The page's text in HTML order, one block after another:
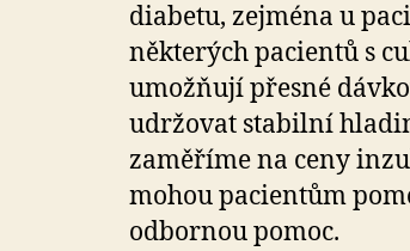
diabetu, zejména u
některých pacientů s
umožňují přesné
udržovat stabilní
zaměříme na ceny
mohou pacientům
odbornou pomoc.